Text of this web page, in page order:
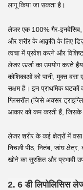
लागू किया जा सकता है।
लेजर एक 100% गैर-
और शरीर के आकृति के लिए
त्वचा में प्रवेश करने और
लेजर ऊर्जा का उपयोग करते
कोशिकाओं को पानी, मुक्त वसा
सक्षम है। इन प्राथमिक घटकों
ग्लिसरॉल (जिसे अक्सर
आकार को कम करती हैं, जिसके
लेजर शरीर के कई क्षेत्रों में
निचली पीठ, नितंब, जांघ
खोने का सुरक्षित और प्रभावी
2. 6 डी लिपोलिसिस